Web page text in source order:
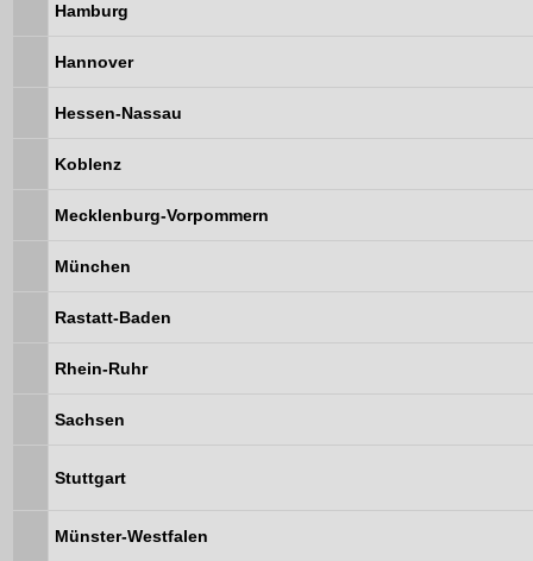
Hamburg
Hannover
Hessen-Nassau
Koblenz
Mecklenburg-Vorpommern
München
Rastatt-Baden
Rhein-Ruhr
Sachsen
Stuttgart
Münster-Westfalen